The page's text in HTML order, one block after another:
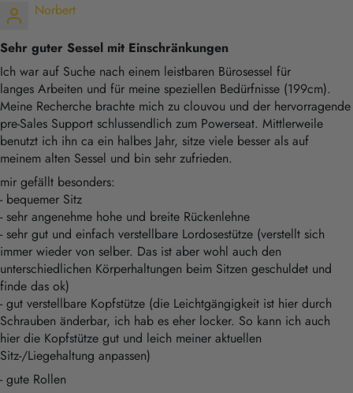
Norbert
Sehr guter Sessel mit Einschränkungen
Ich war auf Suche nach einem leistbaren Bürosessel für
langes Arbeiten und für meine speziellen Bedürfnisse (199cm).
Meine Recherche brachte mich zu clouvou und der hervorragende
pre-Sales Support schlussendlich zum Powerseat. Mittlerweile
benutzt ich ihn ca ein halbes Jahr, sitze viele besser als auf
meinem alten Sessel und bin sehr zufrieden.
mir gefällt besonders:
- bequemer Sitz
- sehr angenehme hohe und breite Rückenlehne
- sehr gut und einfach verstellbare Lordosestütze (verstellt sich
immer wieder von selber. Das ist aber wohl auch den
unterschiedlichen Körperhaltungen beim Sitzen geschuldet und
finde das ok)
- gut verstellbare Kopfstütze (die Leichtgängigkeit ist hier durch
Schrauben änderbar, ich hab es eher locker. So kann ich auch
hier die Kopfstütze gut und leich meiner aktuellen
Sitz-/Liegehaltung anpassen)
- gute Rollen